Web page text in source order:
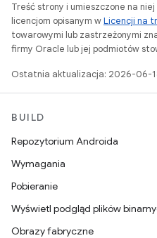
Treść strony i umieszczone na
licencjom opisanym wLicencji na
towarowymi lub zastrzeżonymi
firmy Oracle lub jej podmiotów
Ostatnia aktualizacja: 2026-06-
BUILD
Repozytorium Androida
Wymagania
Pobieranie
Wyświetl podgląd plików
Obrazy fabryczne